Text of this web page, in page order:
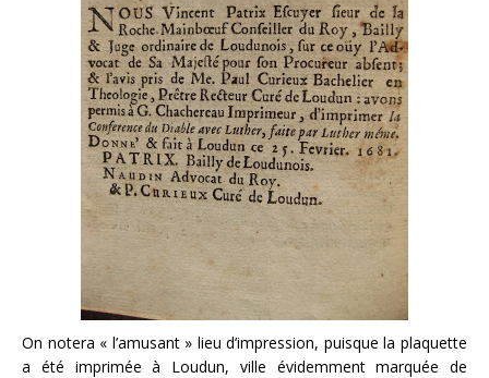
On notera « l’amusant » lieu d’impression, puisque la plaquette
a été imprimée à Loudun, ville évidemment marquée de